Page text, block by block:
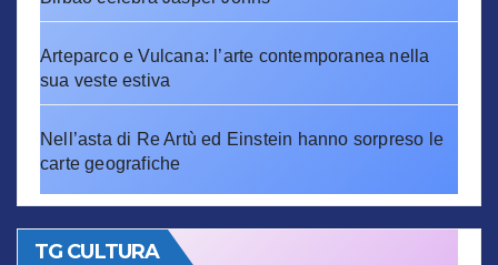
Arteparco e Vulcana: l’arte contemporanea nella
sua veste estiva
Nell’asta di Re Artù ed Einstein hanno sorpreso le
carte geografiche
TG CULTURA